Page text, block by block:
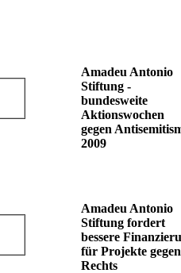
Amadeu Antonio
Stiftung -
bundesweite
Aktionswochen
gegen
2009
Amadeu Antonio
Stiftung fordert
bessere
für Projekte gegen
Rechts